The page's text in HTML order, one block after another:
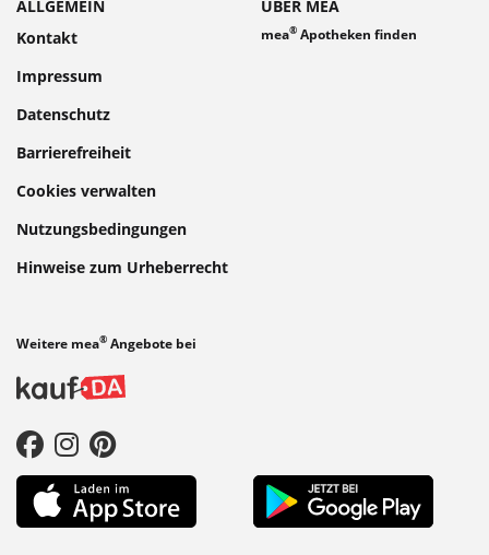
ALLGEMEIN
Kontakt
Impressum
Datenschutz
Barrierefreiheit
Cookies verwalten
Nutzungsbedingungen
Hinweise zum Urheberrecht
ÜBER MEA
mea® Apotheken finden
Weitere mea® Angebote bei